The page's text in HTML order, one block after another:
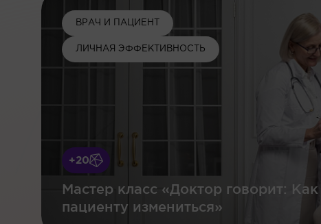
ВРАЧ И ПАЦИЕНТ
ЛИЧНАЯ ЭФФЕКТИВНОСТЬ
+20
Мастер класс «Доктор говорит:
пациенту измениться»